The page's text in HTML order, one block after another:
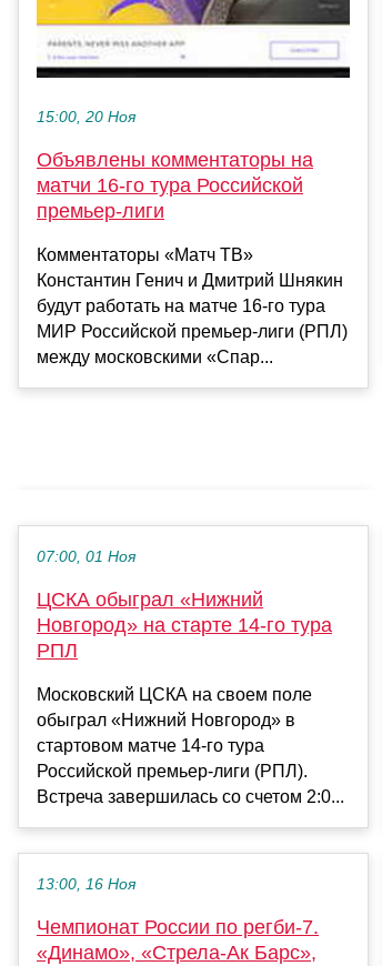
15:00, 20 Ноя
Объявлены комментаторы на
матчи 16‑го тура Российской
премьер‑лиги
Комментаторы «Матч ТВ»
Константин Генич и Дмитрий Шнякин
будут работать на матче 16‑го тура
МИР Российской премьер‑лиги (РПЛ)
между московскими «Спар...
07:00, 01 Ноя
ЦСКА обыграл «Нижний
Новгород» на старте 14-го тура
РПЛ
Московский ЦСКА на своем поле
обыграл «Нижний Новгород» в
стартовом матче 14-го тура
Российской премьер-лиги (РПЛ).
Встреча завершилась со счетом 2:0...
13:00, 16 Ноя
Чемпионат России по регби-7.
«Динамо», «Стрела-Ак Барс»,